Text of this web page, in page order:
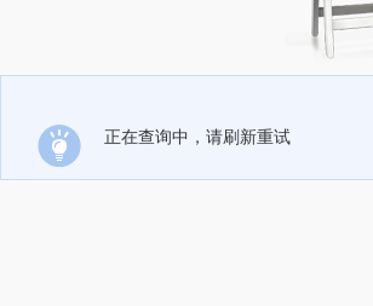
正在查询中，请刷新重试